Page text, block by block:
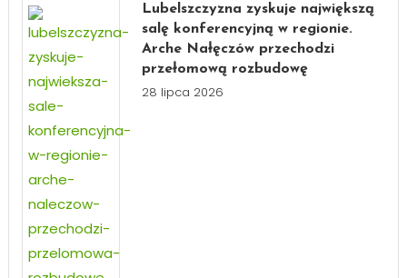
Lubelszczyzna zyskuje największą
salę konferencyjną w regionie.
Arche Nałęczów przechodzi
przełomową rozbudowę
28 lipca 2026